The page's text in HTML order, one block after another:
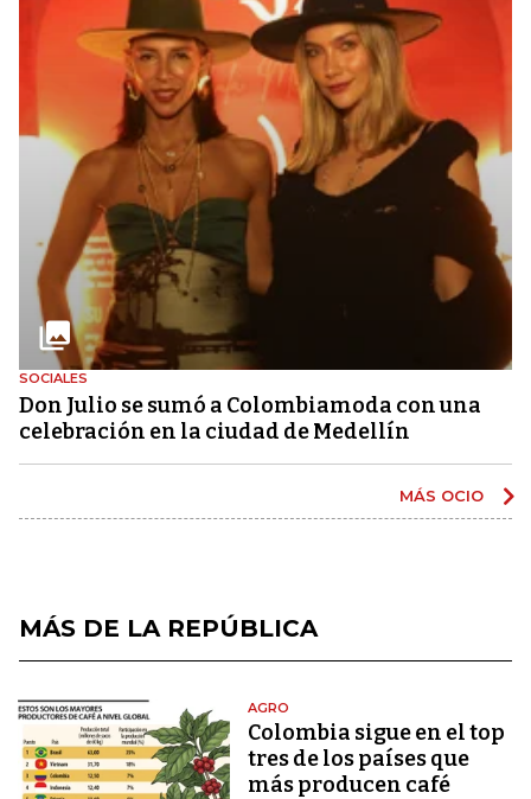
SOCIALES
Don Julio se sumó a Colombiamoda con una
celebración en la ciudad de Medellín
MÁS OCIO
MÁS DE LA REPÚBLICA
AGRO
Colombia sigue en el top
tres de los países que
más producen café